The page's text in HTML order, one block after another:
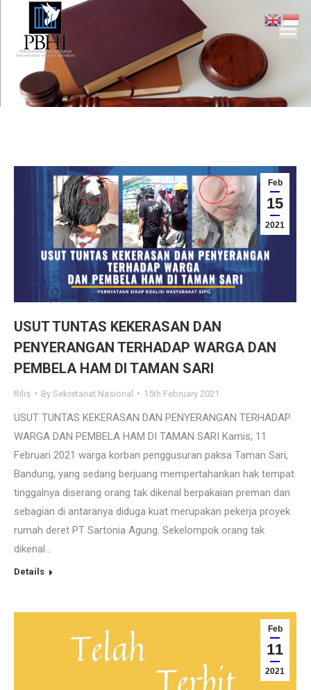
You are here:
Feb
15
2021
USUT TUNTAS KEKERASAN DAN
PENYERANGAN TERHADAP WARGA DAN
PEMBELA HAM DI TAMAN SARI
Rilis By Sekretariat Nasional 15th February 2021
USUT TUNTAS KEKERASAN DAN PENYERANGAN TERHADAP
WARGA DAN PEMBELA HAM DI TAMAN SARI Kamis, 11
Februari 2021 warga korban penggusuran paksa Taman Sari,
Bandung, yang sedang berjuang mempertahankan hak tempat
tinggalnya diserang orang tak dikenal berpakaian preman dan
sebagian di antaranya diduga kuat merupakan pekerja proyek
rumah deret PT Sartonia Agung. Sekelompok orang tak
dikenal…
Details
Feb
11
2021